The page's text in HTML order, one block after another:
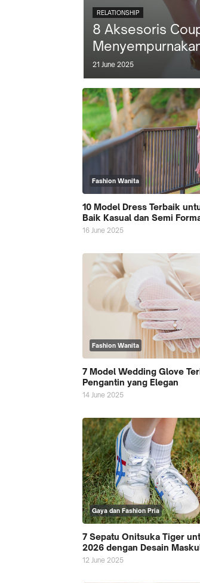
RELATIONSHIP
8 Aksesoris
21 June 2025
Fashion Wanita
10 Model Dress Terbaik
Baik Kasual dan Semi
16 June 2025
Fashion Wanita
7 Model Wedding Glove
Pengantin yang Elegan
14 June 2025
Gaya dan Fashion Pria
7 Sepatu Onitsuka Tiger
2026 dengan Desain
12 June 2025